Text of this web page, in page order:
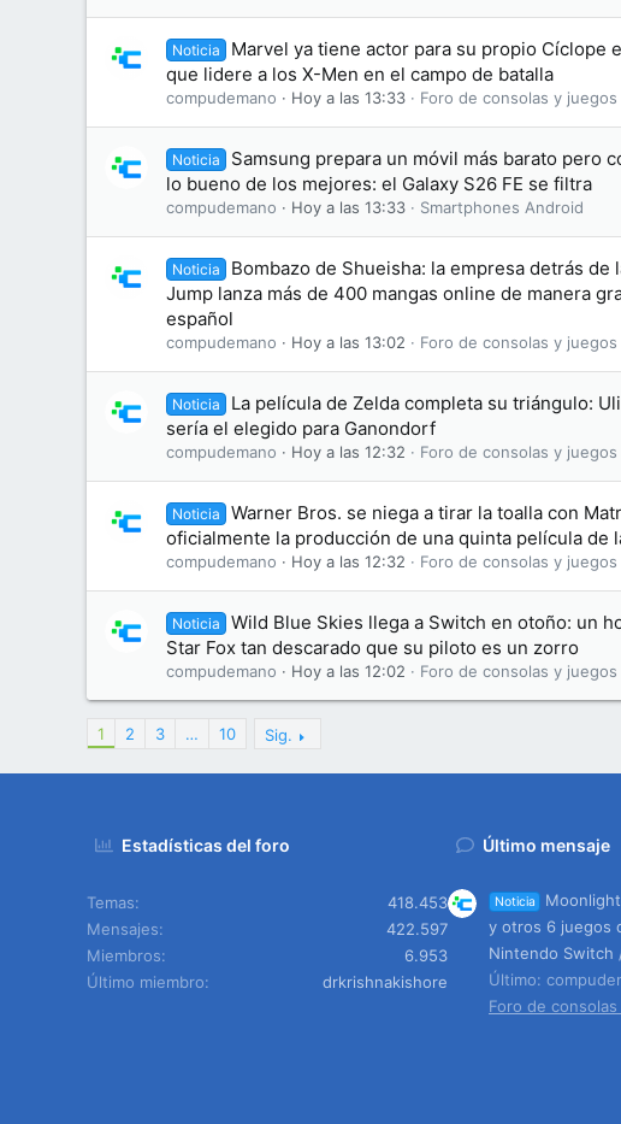
Noticia
Marvel ya tiene actor para su propio Cíclope
que lidere a los X-Men en el campo de batalla
compudemano Hoy a las 13:33 Foro de consolas y juegos
Noticia
Samsung prepara un móvil más barato pero
lo bueno de los mejores: el Galaxy S26 FE se filtra
compudemano Hoy a las 13:33 Smartphones Android
Noticia
Bombazo de Shueisha: la empresa detrás de
Jump lanza más de 400 mangas online de manera
español
compudemano Hoy a las 13:02 Foro de consolas y juegos
Noticia
La película de Zelda completa su triángulo:
sería el elegido para Ganondorf
compudemano Hoy a las 12:32 Foro de consolas y juegos
Noticia
Warner Bros. se niega a tirar la toalla con
oficialmente la producción de una quinta película de
compudemano Hoy a las 12:32 Foro de consolas y juegos
Noticia
Wild Blue Skies llega a Switch en otoño: un
Star Fox tan descarado que su piloto es un zorro
compudemano Hoy a las 12:02 Foro de consolas y juegos
1 2 3 … 10 Sig.
Estadísticas del foro
Temas
418.453
Mensajes
422.597
Miembros
6.953
Último miembro
drkrishnakishore
Último mensaje
Noticia
y otros 6 juegos
Nintendo Switch
Último:
Foro de